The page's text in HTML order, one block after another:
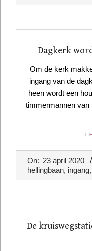
Dagkerk
Om de kerk
ingang van de
heen wordt een
timmermannen van
On: 23 april 2020
hellingbaan, ingang,
De